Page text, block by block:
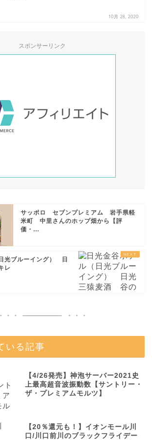
10月 28, 2020
スポンサーリンク
サッポロ セブンプレミアム 岩手県軽
米町 中里さんのホップ畑から【評
価・...
光ブルーイング） 日
レ
いる記事
【4/26発売】神泡サーバー2021史
上最高超音波振動数【サントリー・
ザ・プレミアムモルツ】
【20％還元も！】イオンモール川
口/川口前川のブラックフライデー